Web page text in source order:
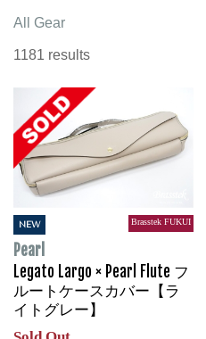
All Gear
1181 results
NEW Brasstek FUKUI
Pearl
Legato Largo × Pearl Flute フ
ルートケースカバー【ラ
イトグレー】